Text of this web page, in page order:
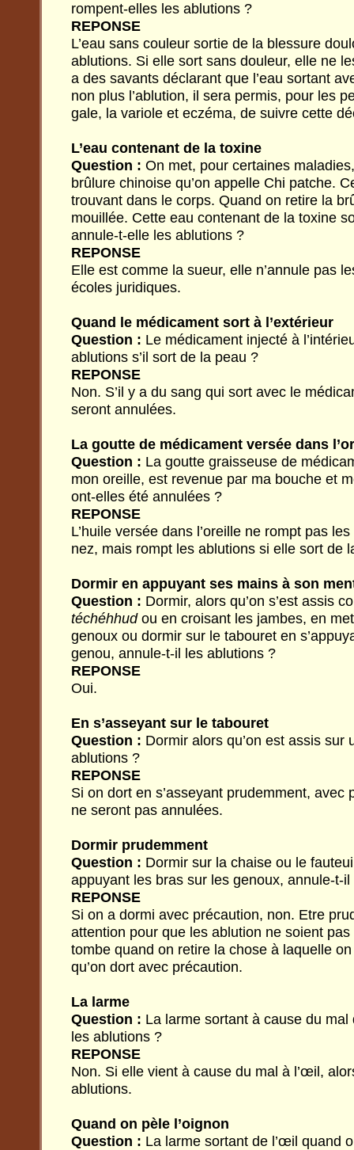
rompent-elles les ablutions ?
REPONSE
L’eau sans couleur sortie de la blessure
ablutions. Si elle sort sans douleur, elle ne
a des savants déclarant que l’eau sortant
non plus l’ablution, il sera permis, pour les
gale, la variole et eczéma, de suivre cette
L’eau contenant de la toxine
Question : On met, pour certaines
brûlure chinoise qu’on appelle Chi patche.
trouvant dans le corps. Quand on retire la
mouillée. Cette eau contenant de la toxine
annule-t-elle les ablutions ?
REPONSE
Elle est comme la sueur, elle n’annule pas
écoles juridiques.
Quand le médicament sort à l’extérieur
Question : Le médicament injecté à
ablutions s’il sort de la peau ?
REPONSE
Non. S’il y a du sang qui sort avec le
seront annulées.
La goutte de médicament versée dans
Question : La goutte graisseuse de
mon oreille, est revenue par ma bouche et
ont-elles été annulées ?
REPONSE
L’huile versée dans l’oreille ne rompt pas
nez, mais rompt les ablutions si elle sort de
Dormir en appuyant ses mains à son
Question : Dormir, alors qu’on s’est assis
téchéhhudou en croisant les jambes, en
genoux ou dormir sur le tabouret en
genou, annule-t-il les ablutions ?
REPONSE
Oui.
En s’asseyant sur le tabouret
Question : Dormir alors qu’on est assis sur
ablutions ?
REPONSE
Si on dort en s’asseyant prudemment, avec
ne seront pas annulées.
Dormir prudemment
Question : Dormir sur la chaise ou le
appuyant les bras sur les genoux, annule-t-
REPONSE
Si on a dormi avec précaution, non. Etre
attention pour que les ablution ne soient
tombe quand on retire la chose à laquelle
qu’on dort avec précaution.
La larme
Question : La larme sortant à cause du
les ablutions ?
REPONSE
Non. Si elle vient à cause du mal à l’œil,
ablutions.
Quand on pèle l’oignon
Question : La larme sortant de l’œil quand